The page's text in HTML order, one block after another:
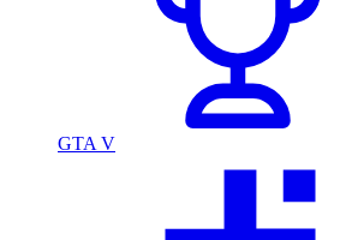
GTA V